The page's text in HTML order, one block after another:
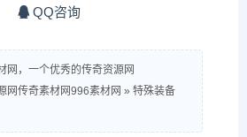
QQ咨询
网，一个优秀的传奇资源网
网传奇素材网996素材网 » 特殊装备